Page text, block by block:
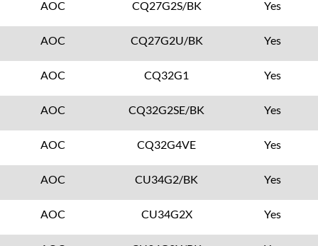
AOC CQ27G2S/BK Yes
AOC CQ27G2U/BK Yes
AOC CQ32G1 Yes
AOC CQ32G2SE/BK Yes
AOC CQ32G4VE Yes
AOC CU34G2/BK Yes
AOC CU34G2X Yes